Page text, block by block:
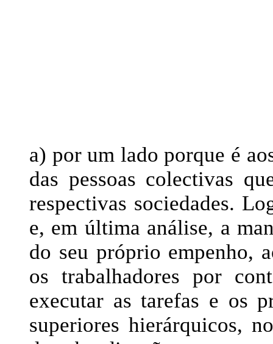
a) por um lado porque é
das pessoas colectivas
respectivas sociedades.
e, em última análise, a
do seu próprio empenho,
os trabalhadores por
executar as tarefas e os
superiores hierárquicos,